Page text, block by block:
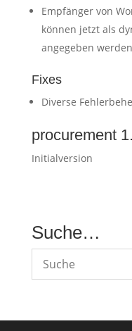
Empfänger von
können jetzt als
angegeben
Fixes
Diverse
procurement
Initialversion
Suche…